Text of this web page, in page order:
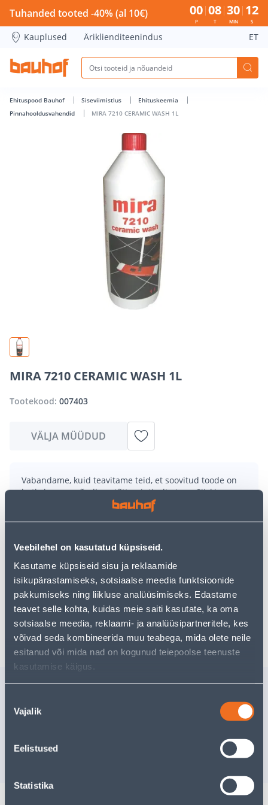
Veebilehel on kasutatud küpsiseid.
Kasutame küpsiseid sisu ja reklaamide
isikupärastamiseks, sotsiaalse meedia funktsioonide
pakkumiseks ning liikluse analüüsimiseks. Edastame
teavet selle kohta, kuidas meie saiti kasutate, ka oma
sotsiaalse meedia, reklaami- ja analüüsipartneritele, kes
võivad seda kombineerida muu teabega, mida olete neile
esitanud või mida nad on kogunud teiepoolse teenuste
kasutamise käigus.
valik
Vajalik
Eelistused
Statistika
MIRA 7210 CERAMIC WASH 1L - Bauhof has loaded
Tuhanded tooted -40% (al 10€) 00
P
08
T
30
MIN
11
S
Kauplused Äriklienditeenindus ET
Ehituspood Bauhof Siseviimistlus
Ehituskeemia
Pinnahooldusvahendid
MIRA 7210 CERAMIC WASH 1L
MIRA 7210 CERAMIC WASH 1L
Tootekood: 007403
VÄLJA MÜÜDUD
Vabandame, kuid teavitame teid, et soovitud toode on
hetkel suure nõudluse tõttu ajutiselt otsas. Siiski
pakume suurepäraseid alternatiive samast
, mis võivad teile sama palju rõõmu
uurimistööd saate jätkata, naastesavalehele
kasutades meie võimsat otsingufunktsiooni, et leida
veelgi meelepärasemad valikuid. Head ostlemist!
Tarne pole võimalik
Sarnased tooted
119.87 €
71 .92 €